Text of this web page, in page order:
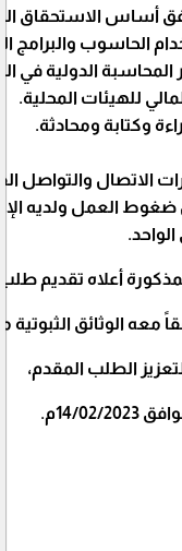
وفق أساس الاستحقاق
الحاسوب والبرامج
الدولية في
للهيئات المحلية.
وكتابة ومحادثة.
الاتصال والتواصل
ضغوط العمل ولديه
أعلاه تقديم
معه الوثائق
الطلب المقدم،